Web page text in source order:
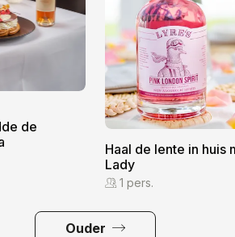
de
Haal de lente in huis
Lady
1 pers.
Ouder